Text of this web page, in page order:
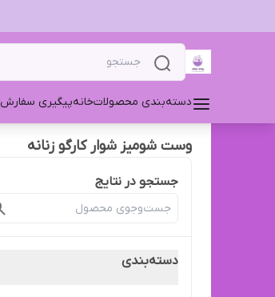
دسته‌بندی محصولاتخانهپیگیری سفارش
وست شومیز شوار کارگو زنانه
جستجو در نتایج
دسته‌بندی